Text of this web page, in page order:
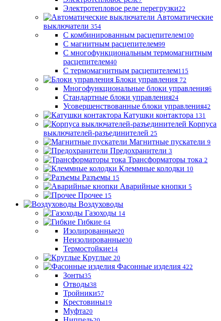
Электротепловое реле перегрузки22
Автоматические
выключатели 354
С комбинированным расцепителем100
С магнитным расцепителем99
С многофункциональным термомагнитным
расцепителем40
С термомагнитным расцепителем115
Блоки управления 72
Многофункциональные блоки управления6
Стандартные блоки управления24
Усовершенствованные блоки управления42
Катушки контактора 131
Корпуса
выключателей-разъединителей 25
Магнитные пускатели 9
Предохранители 3
Трансформаторы тока 2
Клеммные колодки 10
Разъемы 15
Аварийные кнопки 5
Прочее 15
Воздуховоды
Газоходы 14
Гибкие 64
Изолированные20
Неизолированные30
Термостойкие14
Круглые 20
Фасонные изделия 422
Зонты35
Отводы38
Тройники57
Крестовины19
Муфта20